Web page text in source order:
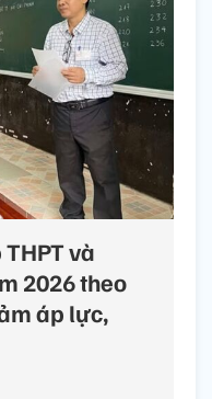
và
2026 theo
áp lực,